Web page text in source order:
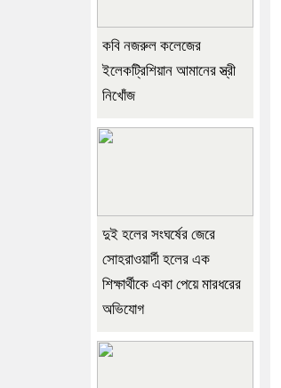
কবি নজরুল কলেজের
ইলেকট্রিশিয়ান আমানের স্ত্রী
নিখোঁজ
দুই হলের সংঘর্ষের জেরে
সোহরাওয়ার্দী হলের এক
শিক্ষার্থীকে একা পেয়ে মারধরের
অভিযোগ